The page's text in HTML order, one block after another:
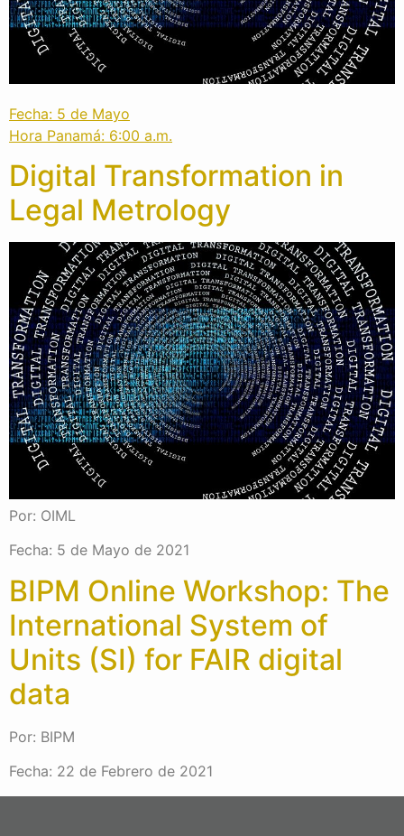
Fecha: 5 de Mayo
Hora Panamá: 6:00 a.m.
Digital Transformation in
Legal Metrology
Por: OIML
Fecha: 5 de Mayo de 2021
BIPM Online Workshop: The
International System of
Units (SI) for FAIR digital
data
Por: BIPM
Fecha: 22 de Febrero de 2021